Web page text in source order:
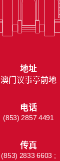
地址
澳门议事亭前地
电话
(853) 2857 4491
传真
(853) 2833 6603 ;